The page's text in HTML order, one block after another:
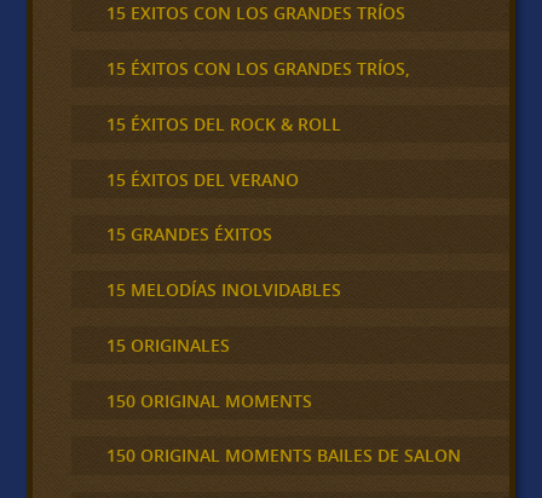
15 EXITOS CON LOS GRANDES TRÍOS
15 ÉXITOS CON LOS GRANDES TRÍOS,
15 ÉXITOS DEL ROCK & ROLL
15 ÉXITOS DEL VERANO
15 GRANDES ÉXITOS
15 MELODÍAS INOLVIDABLES
15 ORIGINALES
150 ORIGINAL MOMENTS
150 ORIGINAL MOMENTS BAILES DE SALON